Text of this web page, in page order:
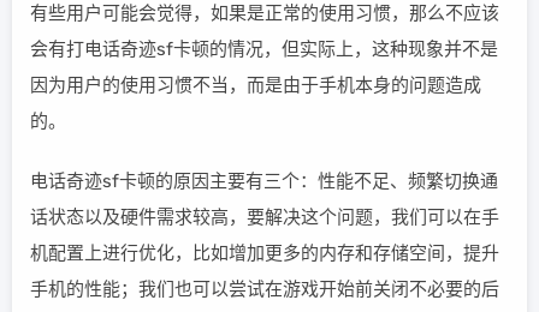
有些用户可能会觉得，如果是正常的使用习惯，那么不应该
会有打电话奇迹sf卡顿的情况，但实际上，这种现象并不是
因为用户的使用习惯不当，而是由于手机本身的问题造成
的。
电话奇迹sf卡顿的原因主要有三个：性能不足、频繁切换通
话状态以及硬件需求较高，要解决这个问题，我们可以在手
机配置上进行优化，比如增加更多的内存和存储空间，提升
手机的性能；我们也可以尝试在游戏开始前关闭不必要的后